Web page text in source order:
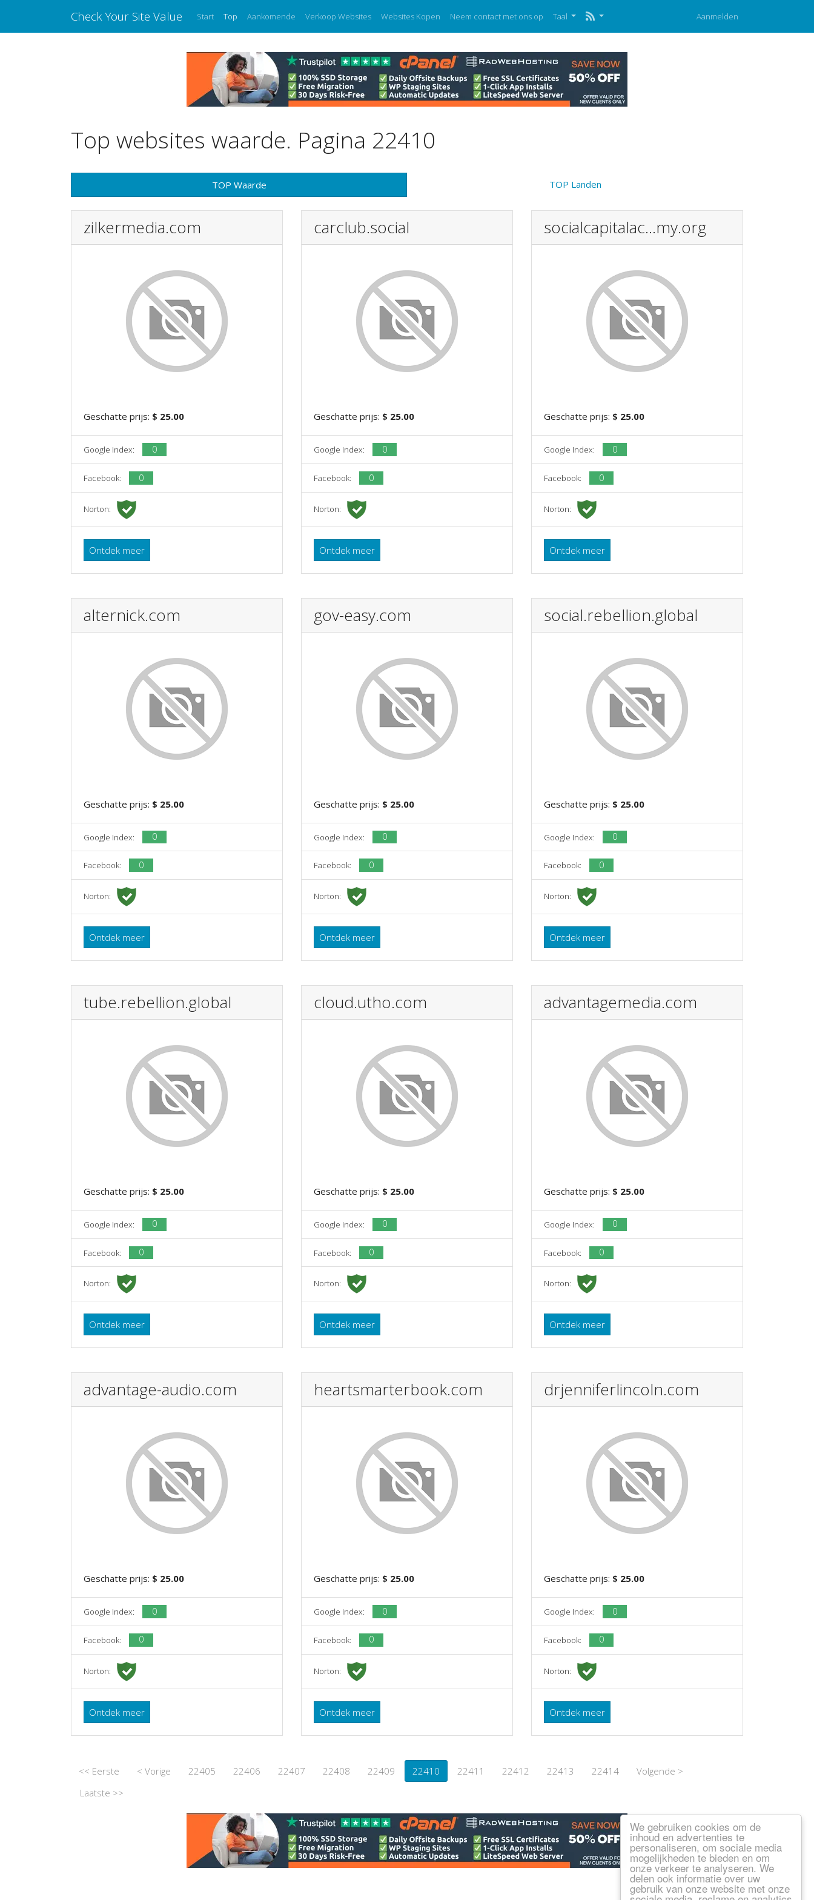
We gebruiken cookies om de
inhoud en advertenties te
personaliseren, om sociale media
mogelijkheden te bieden en om
onze verkeer te analyseren. We
delen ook informatie over uw
gebruik van onze website met onze
Check Your Site Value Start Top Aankomende Verkoop Websites Websites Kopen Neem contact met ons op Taal Aanmelden
Top websites waarde. Pagina 22410
TOP Waarde TOP Landen
zilkermedia.com
Geschatte prijs: $ 25.00
Google Index: 0
Facebook: 0
Norton:
Ontdek meer
carclub.social
Geschatte prijs: $ 25.00
Google Index: 0
Facebook: 0
Norton:
Ontdek meer
socialcapitalac...my.org
Geschatte prijs: $ 25.00
Google Index: 0
Facebook: 0
Norton:
Ontdek meer
alternick.com
Geschatte prijs: $ 25.00
Google Index: 0
Facebook: 0
Norton:
Ontdek meer
gov-easy.com
Geschatte prijs: $ 25.00
Google Index: 0
Facebook: 0
Norton:
Ontdek meer
social.rebellion.global
Geschatte prijs: $ 25.00
Google Index: 0
Facebook: 0
Norton:
Ontdek meer
tube.rebellion.global
Geschatte prijs: $ 25.00
Google Index: 0
Facebook: 0
Norton:
Ontdek meer
cloud.utho.com
Geschatte prijs: $ 25.00
Google Index: 0
Facebook: 0
Norton:
Ontdek meer
advantagemedia.com
Geschatte prijs: $ 25.00
Google Index: 0
Facebook: 0
Norton:
Ontdek meer
advantage-audio.com
Geschatte prijs: $ 25.00
Google Index: 0
Facebook: 0
Norton:
Ontdek meer
heartsmarterbook.com
Geschatte prijs: $ 25.00
Google Index: 0
Facebook: 0
Norton:
Ontdek meer
drjenniferlincoln.com
Geschatte prijs: $ 25.00
Google Index: 0
Facebook: 0
Norton:
Ontdek meer
<< Eerste < Vorige 22405 22406 22407 22408 22409 22410 22411 22412 22413 22414
Volgende >
Laatste >>